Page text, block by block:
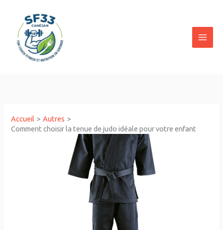
contenu
Accueil
Autres
Comment choisir la tenue de judo idéale pour votre enfant